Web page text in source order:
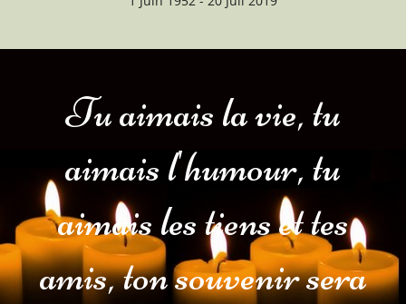
Tu aimais la vie, tu
aimais l'humour, tu
aimais les tiens et tes
amis, ton souvenir sera